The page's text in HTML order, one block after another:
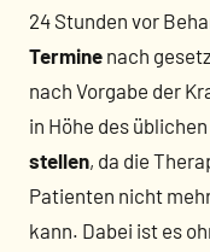
24 Stunden vor
Termine nach
nach Vorgabe der
in Höhe des
stellen, da die
Patienten nicht
kann. Dabei ist es